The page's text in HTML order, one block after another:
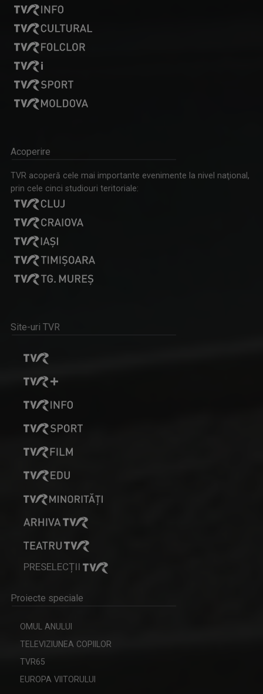
Acoperire
TVR acoperă cele mai importante evenimente la nivel naţional,
prin cele cinci studiouri teritoriale:
Site-uri TVR
PRESELECȚII
Proiecte speciale
OMUL ANULUI
TELEVIZIUNEA COPIILOR
TVR65
EUROPA VIITORULUI